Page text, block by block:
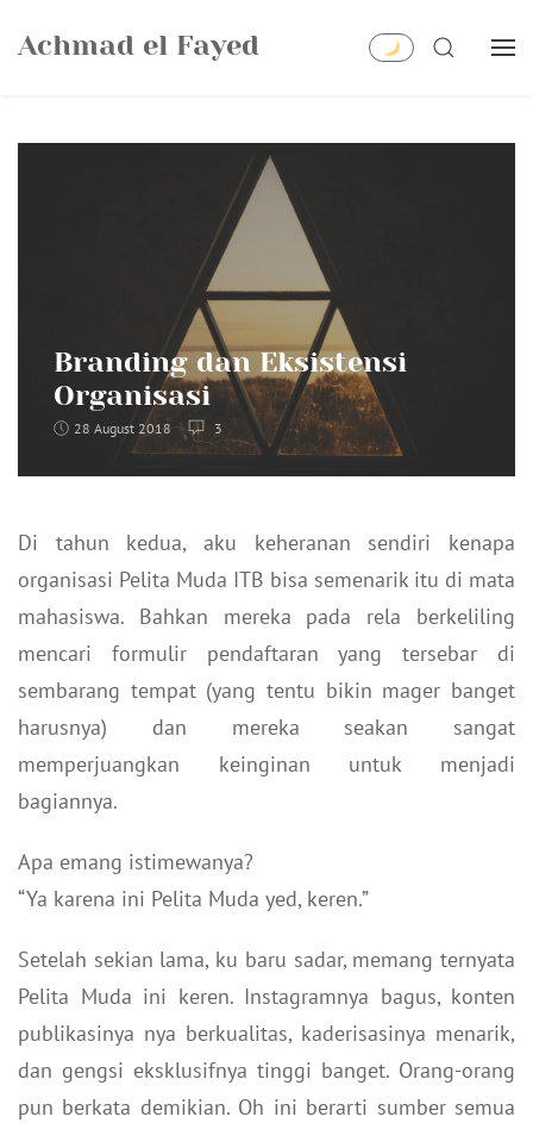
Achmad el Fayed SEARCH
Branding dan Eksistensi
Organisasi
28 August 2018 3
Di tahun kedua, aku keheranan sendiri kenapa
organisasi Pelita Muda ITB bisa semenarik itu di mata
mahasiswa. Bahkan mereka pada rela berkeliling
mencari formulir pendaftaran yang tersebar di
sembarang tempat (yang tentu bikin mager banget
harusnya) dan mereka seakan sangat
memperjuangkan keinginan untuk menjadi
bagiannya.
Apa emang istimewanya?
“Ya karena ini Pelita Muda yed, keren.”
Setelah sekian lama, ku baru sadar, memang ternyata
Pelita Muda ini keren. Instagramnya bagus, konten
publikasinya nya berkualitas, kaderisasinya menarik,
dan gengsi eksklusifnya tinggi banget. Orang-orang
pun berkata demikian. Oh ini berarti sumber semua